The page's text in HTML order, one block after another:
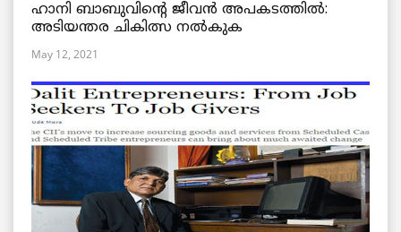
ഹാനി ബാബുവിന്റെ ജീവൻ അപകടത്തിൽ:
അടിയന്തര ചികിത്സ നൽകുക
May 12, 2021